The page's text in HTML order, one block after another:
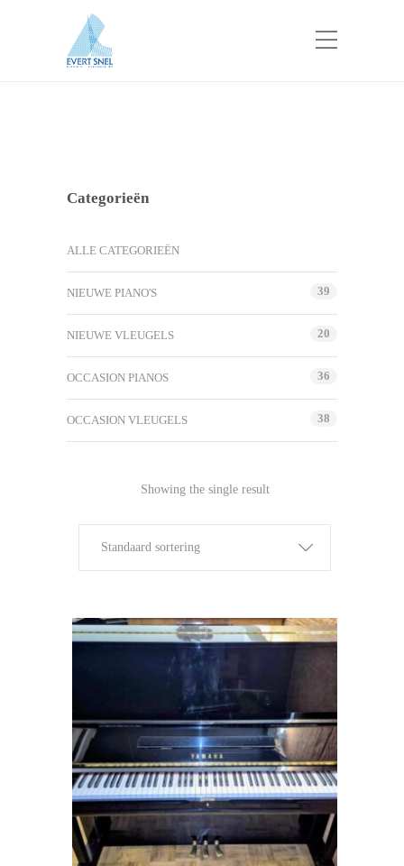
Showing the single result
Standaard sortering
Categorieën
ALLE CATEGORIEËN
NIEUWE PIANO'S 39
NIEUWE VLEUGELS 20
OCCASION PIANOS 36
OCCASION VLEUGELS 38